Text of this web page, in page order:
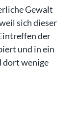
Gewalt
sich dieser
der
und in ein
dort wenige